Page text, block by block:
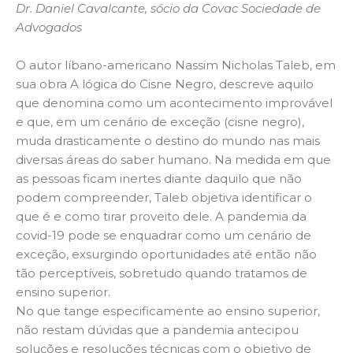
Dr. Daniel Cavalcante, sócio da Covac Sociedade de
Advogados
O autor líbano-americano Nassim Nicholas Taleb, em
sua obra A lógica do Cisne Negro, descreve aquilo
que denomina como um acontecimento improvável
e que, em um cenário de exceção (cisne negro),
muda drasticamente o destino do mundo nas mais
diversas áreas do saber humano. Na medida em que
as pessoas ficam inertes diante daquilo que não
podem compreender, Taleb objetiva identificar o
que é e como tirar proveito dele. A pandemia da
covid-19 pode se enquadrar como um cenário de
exceção, exsurgindo oportunidades até então não
tão perceptíveis, sobretudo quando tratamos de
ensino superior.
No que tange especificamente ao ensino superior,
não restam dúvidas que a pandemia antecipou
soluções e resoluções técnicas com o objetivo de